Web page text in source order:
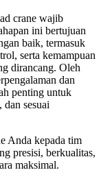
crane wajib
ini bertujuan
baik, termasuk
serta kemampuan
dirancang. Oleh
dan
penting untuk
dan sesuai
Anda kepada tim
presisi, berkualitas,
maksimal.